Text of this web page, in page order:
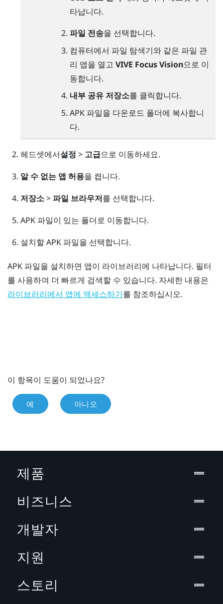
타납니다.
파일 전송을 선택합니다.
컴퓨터에서 파일 탐색기와 같은 파일 관
리 앱을 열고 VIVE Focus Vision으로 이
동합니다.
내부 공유 저장소를 클릭합니다.
APK 파일을 다운로드 폴더에 복사합니
다.
헤드셋에서설정 > 고급으로 이동하세요.
알 수 없는 앱 허용을 켭니다.
저장소>파일 브라우저를 선택합니다.
APK 파일이 있는 폴더로 이동합니다.
설치할 APK 파일을 선택합니다.
APK 파일을 설치하면 앱이 라이브러리에 나타납니다. 필터
를 사용하여 더 빠르게 검색할 수 있습니다. 자세한 내용은
라이브러리에서 앱에 액세스하기 를 참조하십시오.
이 항목이 도움이 되었나요?
예 아니오
제품
비즈니스
개발자
지원
스토리